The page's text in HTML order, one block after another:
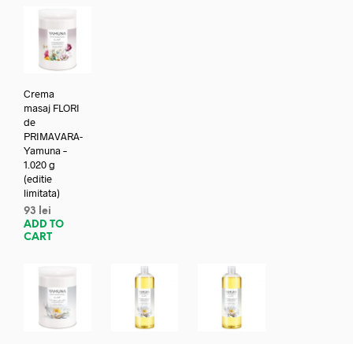
Crema
masaj FLORI
de
PRIMAVARA-
Yamuna –
1.020 g
(editie
limitata)
93
lei
ADD TO
CART